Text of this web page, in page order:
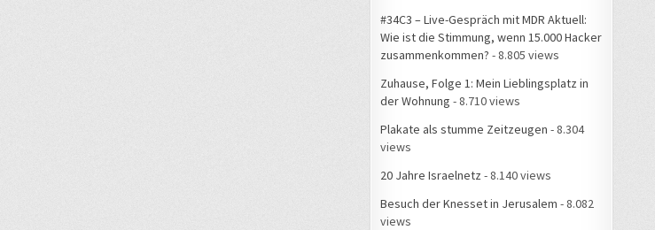
#34C3 – Live-Gespräch mit MDR Aktuell:
Wie ist die Stimmung, wenn 15.000 Hacker
zusammenkommen? - 8.805 views
Zuhause, Folge 1: Mein Lieblingsplatz in
der Wohnung - 8.710 views
Plakate als stumme Zeitzeugen - 8.304
views
20 Jahre Israelnetz - 8.140 views
Besuch der Knesset in Jerusalem - 8.082
views